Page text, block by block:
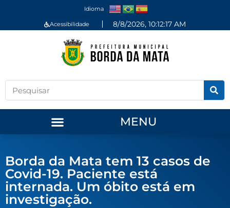
Idioma
Acessibilidade 8/8/2026, 10:12:18 AM
MENU
Borda da Mata tem 13 casos de
Covid-19. Paciente está
internada. Um óbito está em
investigação.